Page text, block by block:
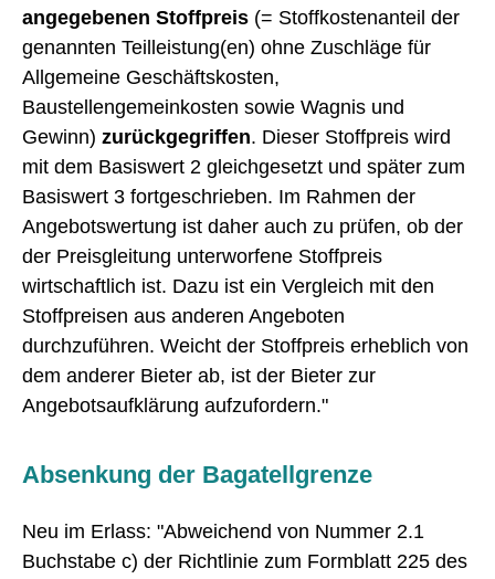
angegebenen Stoffpreis (= Stoffkostenanteil der
genannten Teilleistung(en) ohne Zuschläge für
Allgemeine Geschäftskosten,
Baustellengemeinkosten sowie Wagnis und
Gewinn) zurückgegriffen. Dieser Stoffpreis wird
mit dem Basiswert 2 gleichgesetzt und später zum
Basiswert 3 fortgeschrieben. Im Rahmen der
Angebotswertung ist daher auch zu prüfen, ob der
der Preisgleitung unterworfene Stoffpreis
wirtschaftlich ist. Dazu ist ein Vergleich mit den
Stoffpreisen aus anderen Angeboten
durchzuführen. Weicht der Stoffpreis erheblich von
dem anderer Bieter ab, ist der Bieter zur
Angebotsaufklärung aufzufordern."
Absenkung der Bagatellgrenze
Neu im Erlass: "Abweichend von Nummer 2.1
Buchstabe c) der Richtlinie zum Formblatt 225 des